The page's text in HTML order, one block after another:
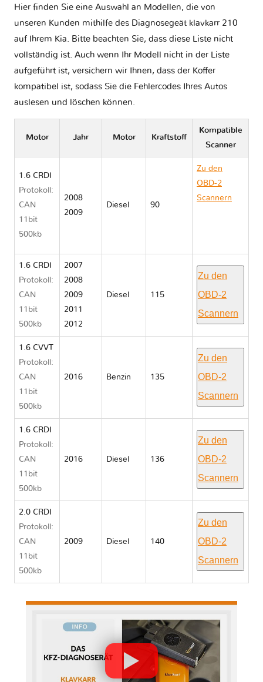
Hier finden Sie eine Auswahl an Modellen, die von
unseren Kunden mithilfe des Diagnosegeät klavkarr 210
auf Ihrem Kia. Bitte beachten Sie, dass diese Liste nicht
vollständig ist. Auch wenn Ihr Modell nicht in der Liste
aufgeführt ist, versichern wir Ihnen, dass der Koffer
kompatibel ist, sodass Sie die Fehlercodes Ihres Autos
auslesen und löschen können.
Motor Jahr Motor Kraftstoff
Kompatible
Scanner
1.6 CRDI
Protokoll:
CAN
11bit
500kb
2008
2009
Diesel 90
Zu den
OBD-2
Scannern
1.6 CRDI
Protokoll:
CAN
11bit
500kb
2007
2008
2009
2011
2012
Diesel 115
Zu den
OBD-2
Scannern
1.6 CVVT
Protokoll:
CAN
11bit
500kb
2016 Benzin 135
Zu den
OBD-2
Scannern
1.6 CRDI
Protokoll:
CAN
11bit
500kb
2016 Diesel 136
Zu den
OBD-2
Scannern
2.0 CRDI
Protokoll:
CAN
11bit
500kb
2009 Diesel 140
Zu den
OBD-2
Scannern